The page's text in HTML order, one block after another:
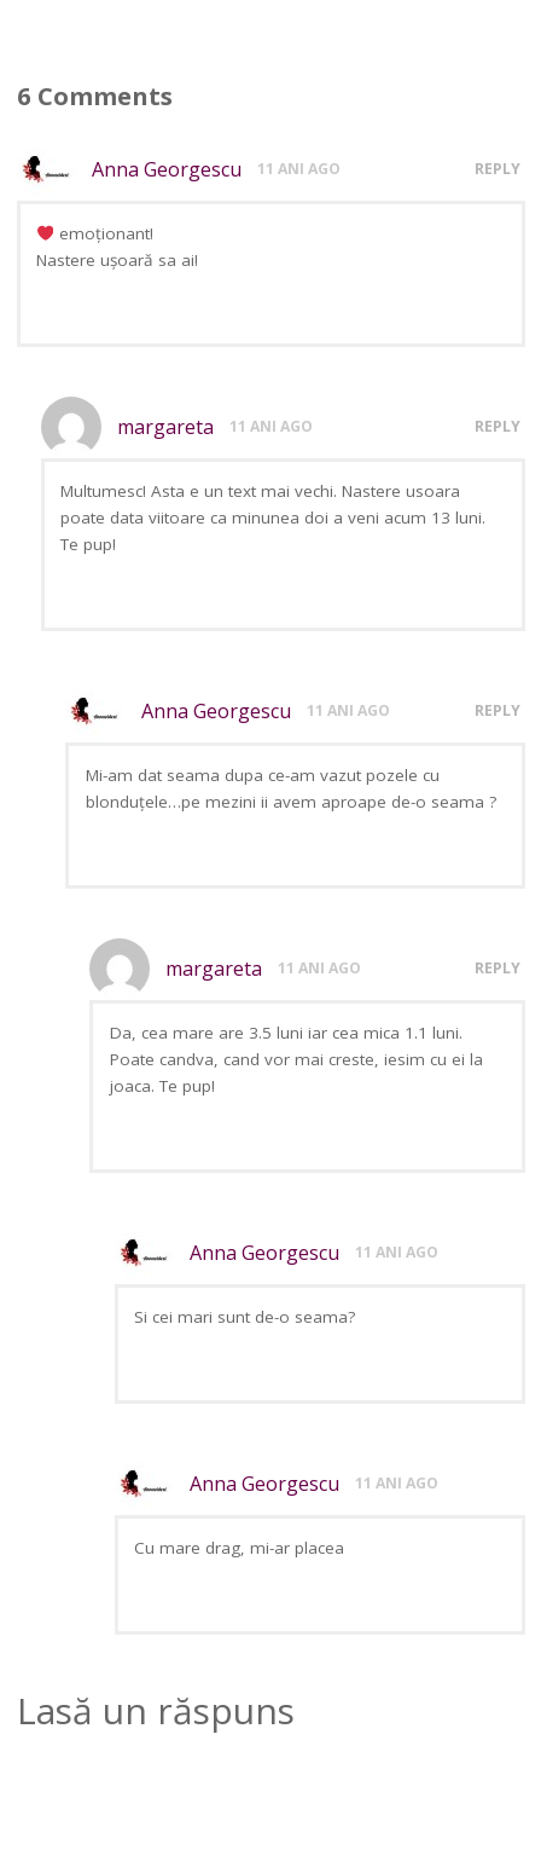
6 Comments
Anna Georgescu 11 ANI AGO REPLY
emoționant!
Nastere ușoară sa ai!
margareta 11 ANI AGO REPLY
Multumesc! Asta e un text mai vechi. Nastere usoara
poate data viitoare ca minunea doi a veni acum 13 luni.
Te pup!
Anna Georgescu 11 ANI AGO REPLY
Mi-am dat seama dupa ce-am vazut pozele cu
blonduțele…pe mezini ii avem aproape de-o seama ?
margareta 11 ANI AGO REPLY
Da, cea mare are 3.5 luni iar cea mica 1.1 luni.
Poate candva, cand vor mai creste, iesim cu ei la
joaca. Te pup!
Anna Georgescu 11 ANI AGO
Si cei mari sunt de-o seama?
Anna Georgescu 11 ANI AGO
Cu mare drag, mi-ar placea
Lasă un răspuns